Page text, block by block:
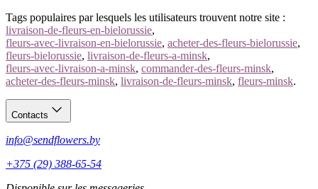
Tags populaires par lesquels les utilisateurs trouvent notre site :
livraison-de-fleurs-en-bielorussie,
fleurs-avec-livraison-en-bielorussie, acheter-des-fleurs-bielorussie,
fleurs-bielorussie, livraison-de-fleurs-a-minsk,
fleurs-avec-livraison-a-minsk, commander-des-fleurs-minsk,
acheter-des-fleurs-minsk, livraison-de-fleurs-minsk, fleurs-minsk.
Contacts
info@sendflowers.by
+375 (29) 388-65-54